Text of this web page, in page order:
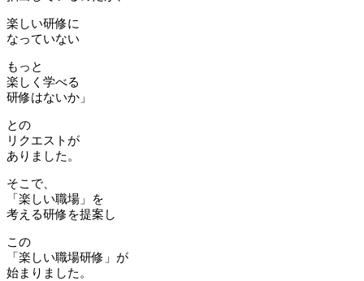
楽しい研修に
なっていない
もっと
楽しく学べる
研修はないか」
との
リクエストが
ありました。
そこで、
「楽しい職場」を
考える研修を提案し
この
「楽しい職場研修」が
始まりました。